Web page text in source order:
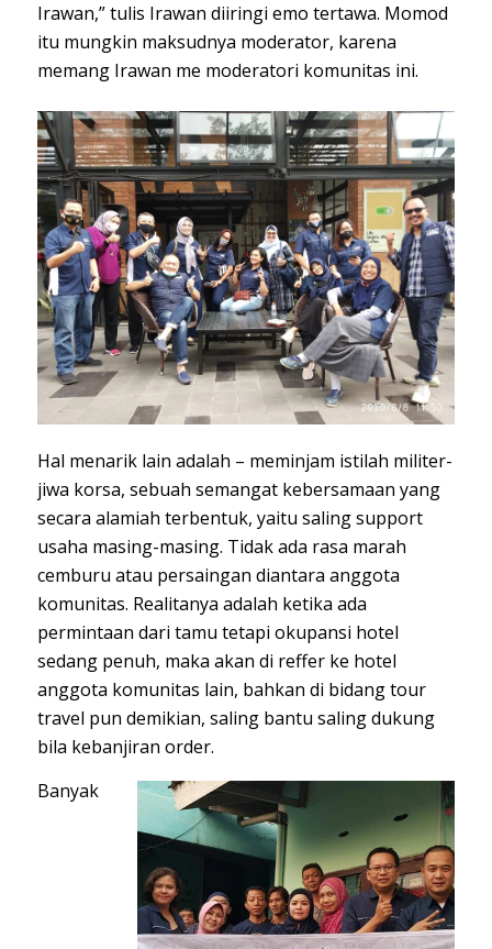
Irawan,” tulis Irawan diiringi emo tertawa. Momod
itu mungkin maksudnya moderator, karena
memang Irawan me moderatori komunitas ini.
Hal menarik lain adalah – meminjam istilah militer-
jiwa korsa, sebuah semangat kebersamaan yang
secara alamiah terbentuk, yaitu saling support
usaha masing-masing. Tidak ada rasa marah
cemburu atau persaingan diantara anggota
komunitas. Realitanya adalah ketika ada
permintaan dari tamu tetapi okupansi hotel
sedang penuh, maka akan di reffer ke hotel
anggota komunitas lain, bahkan di bidang tour
travel pun demikian, saling bantu saling dukung
bila kebanjiran order.
Banyak